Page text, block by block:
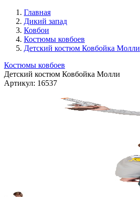
Главная
Дикий запад
Ковбои
Костюмы ковбоев
Детский костюм Ковбойка Молли
Костюмы ковбоев
Детский костюм Ковбойка Молли
Артикул: 16537